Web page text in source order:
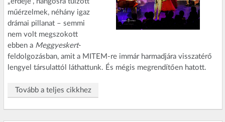
műérzelmek, néhány igaz
drámai pillanat – semmi
nem volt megszokott
ebben a Meggyeskert-
feldolgozásban, amit a MITEM-re immár harmadjára visszatérő
lengyel társulattól láthattunk. És mégis megrendítően hatott.
Tovább a teljes cikkhez